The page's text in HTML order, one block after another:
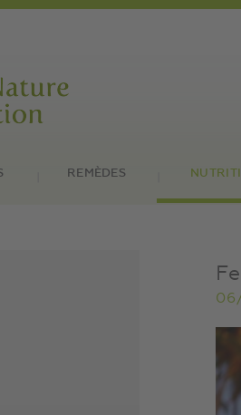
REMÈDES